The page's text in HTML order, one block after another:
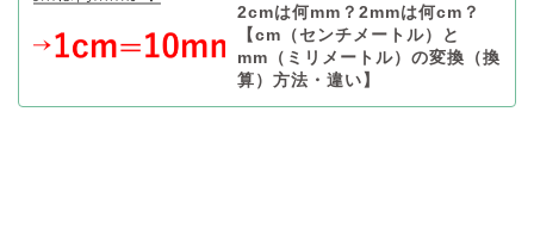
2cmは何mm？2mmは何cm？
【cm（センチメートル）と
mm（ミリメートル）の変換（換
算）方法・違い】